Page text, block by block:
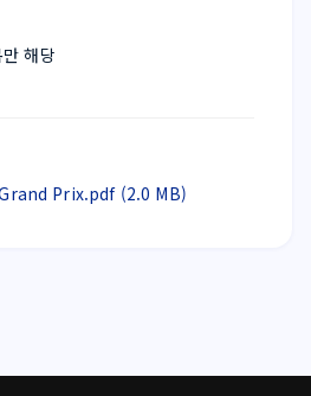
해당
Prix.pdf (2.0 MB)